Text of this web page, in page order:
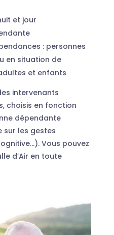
et jour
: personnes
en situation de
et enfants
intervenants
choisis en fonction
dépendante
sur les gestes
Vous pouvez
d’Air en toute